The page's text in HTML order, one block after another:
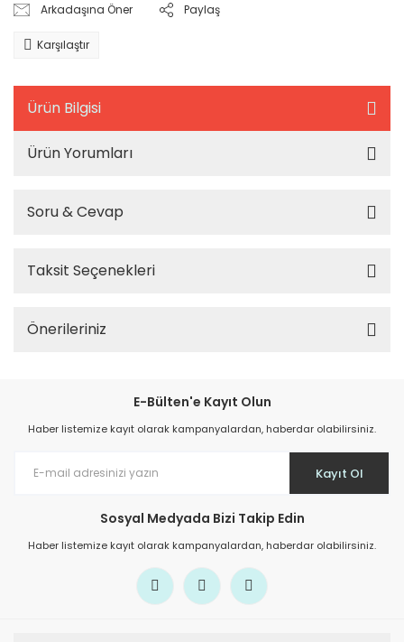
Arkadaşına Öner Paylaş
Karşılaştır
Ürün Bilgisi
Ürün Yorumları
Soru & Cevap
Taksit Seçenekleri
Önerileriniz
E-Bülten'e Kayıt Olun
Haber listemize kayıt olarak kampanyalardan, haberdar olabilirsiniz.
Kayıt Ol
Sosyal Medyada Bizi Takip Edin
Haber listemize kayıt olarak kampanyalardan, haberdar olabilirsiniz.